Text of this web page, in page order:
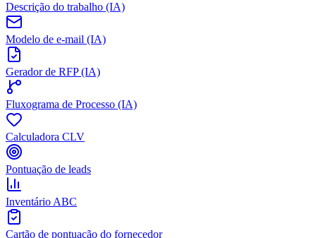
Descrição do trabalho (IA)
Modelo de e-mail (IA)
Gerador de RFP (IA)
Fluxograma de Processo (IA)
Calculadora CLV
Pontuação de leads
Inventário ABC
Cartão de pontuação do fornecedor